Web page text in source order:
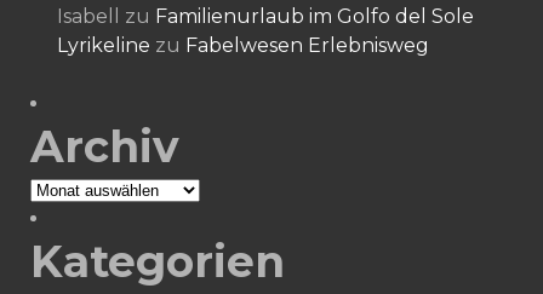
Isabell
zu Familienurlaub im Golfo del Sole
Lyrikeline zu Fabelwesen Erlebnisweg
Archiv
Archiv
Kategorien